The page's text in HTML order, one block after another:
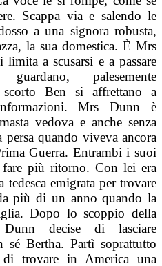
Scappa via e salendo le
a una signora robusta,
la sua domestica. È Mrs
a scusarsi e a passare
palesemente
Ben si affrettano a
Mrs Dunn è
vedova e anche senza
quando viveva ancora
Guerra. Entrambi i suoi
più ritorno. Con lei era
tedesca emigrata per trovare
più di un anno quando la
Dopo lo scoppio della
decise di lasciare
sé Bertha. Partì soprattutto
di trovare in America una